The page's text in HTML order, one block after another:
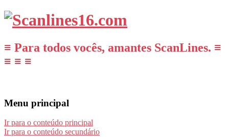
≡ Para todos vocês, amantes ScanLines. ≡
≡ ≡ ≡
Menu principal
Ir para o conteúdo principal
Ir para o conteúdo secundário